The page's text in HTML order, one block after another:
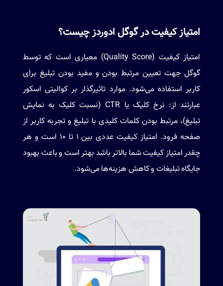
امتیاز کیفیت در گوگل ادوردز چیست؟
امتیاز کیفیت (Quality Score) معیاری است که توسط
گوگل جهت تعیین مرتبط بودن و مفید بودن تبلیغ برای
کاربر استفاده می‌شود. موارد تاثیرگذار بر کوالیتی اسکور
عبارتند از: نرخ کلیک یا CTR (نسبت کلیک به نمایش
تبلیغ)، مرتبط بودن کلمات کلیدی با تبلیغ و تجربه کاربر از
صفحه فرود. امتیاز کیفیت عددی بین 1 تا 10 است و هر
چقدر امتیاز کیفیت شما بالاتر باشد بهتر است و باعث بهبود
جایگاه تبلیغات و کاهش هزینه‌ها می‌شود.